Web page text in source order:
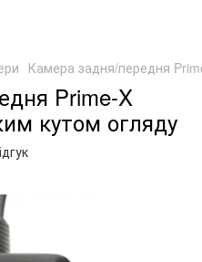
Камера задня/передня
Prime-X
кутом огляду